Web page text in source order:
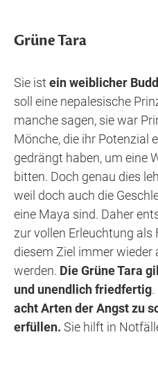
Grüne Tara
Sie ist ein weiblicher
soll eine nepalesische
manche sagen, sie war
Mönche, die ihr Potenzial
gedrängt haben, um eine
bitten. Doch genau dies
weil doch auch die
eine Maya sind. Daher
zur vollen Erleuchtung als
diesem Ziel immer wieder
werden. Die Grüne Tara
und unendlich friedfertig.
acht Arten der Angst zu
erfüllen. Sie hilft in